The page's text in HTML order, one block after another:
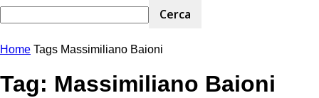
Home Tags Massimiliano Baioni
Tag: Massimiliano Baioni